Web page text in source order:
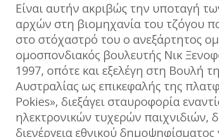
Είναι αυτήν ακριβώς την υποταγή
αρχών στη βιοµηχανία του τζόγου
στο στόχαστρό του ο ανεξάρτητος
οµοσπονδιακός βουλευτής Νικ
1997, οπότε και εξελέγη στη Βουλή
Αυστραλίας ως επικεφαλής της
Pokies», διεξάγει σταυροφορία
ηλεκτρονικών τυχερών παιχνιδιών,
διενέργεια εθνικού δηµοψηφίσµατος